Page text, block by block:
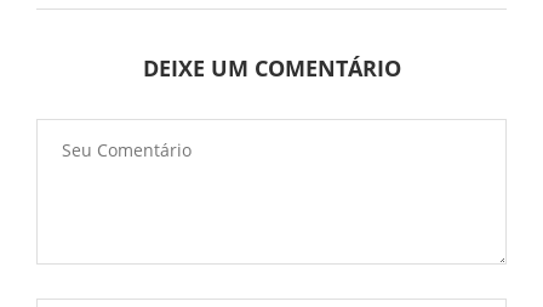
DEIXE UM COMENTÁRIO